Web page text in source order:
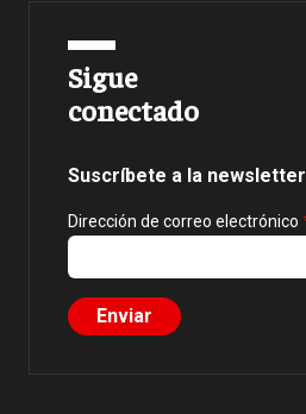
Sigue
conectado
Suscríbete a la newsletter
Dirección de correo electrónico